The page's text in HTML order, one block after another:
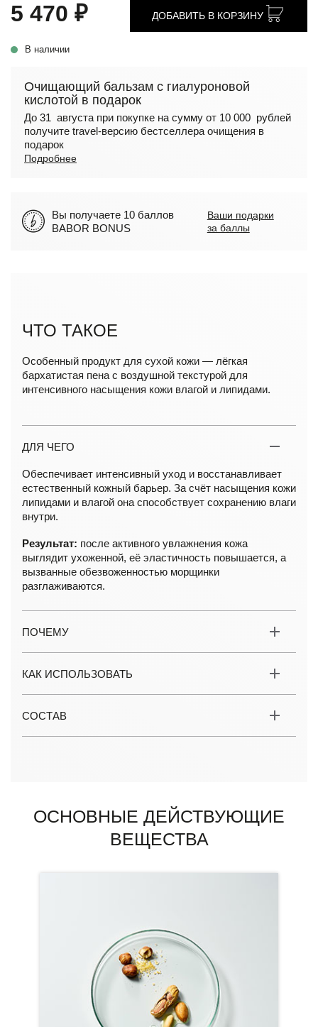
5 470 ₽
В наличии
ДОБАВИТЬ В КОРЗИНУ
Очищающий бальзам с гиалуроновой
кислотой в подарок
До 31 августа при покупке на сумму от 10 000 рублей
получите travel-версию бестселлера очищения в
подарок
Подробнее
Вы получаете 10 баллов
BABOR BONUS
Ваши подарки
за баллы
ЧТО ТАКОЕ
Особенный продукт для сухой кожи — лёгкая
бархатистая пена с воздушной текстурой для
интенсивного насыщения кожи влагой и липидами.
ДЛЯ ЧЕГО
Обеспечивает интенсивный уход и восстанавливает
естественный кожный барьер. За счёт насыщения кожи
липидами и влагой она способствует сохранению влаги
внутри.
Результат: после активного увлажнения кожа
выглядит ухоженной, её эластичность повышается, а
вызванные обезвоженностью морщинки
разглаживаются.
ПОЧЕМУ
КАК ИСПОЛЬЗОВАТЬ
СОСТАВ
ОСНОВНЫЕ ДЕЙСТВУЮЩИЕ
ВЕЩЕСТВА